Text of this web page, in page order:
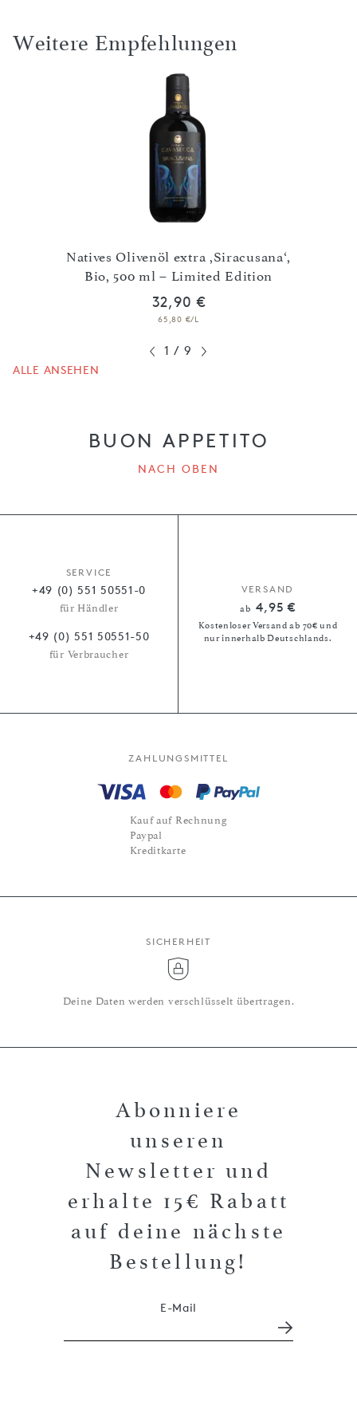
Weitere Empfehlungen
Natives Olivenöl extra ,Siracusana‘,
Bio, 500 ml – Limited Edition
32,90 €
65,80 €/L
1 / 9
ALLE ANSEHEN
BUON APPETITO
NACH OBEN
SERVICE
+49 (0) 551 50551-0
für Händler
+49 (0) 551 50551-50
für Verbraucher
VERSAND
ab 4,95 €
Kostenloser Versand ab 70€ und
nur innerhalb Deutschlands.
ZAHLUNGSMITTEL
Kauf auf Rechnung
Paypal
Kreditkarte
SICHERHEIT
Deine Daten werden verschlüsselt übertragen.
Abonniere
unseren
Newsletter und
erhalte 15€ Rabatt
auf deine nächste
Bestellung!
E-Mail